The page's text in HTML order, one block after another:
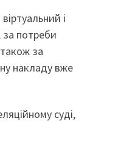
і
за потреби
за
накладу вже
суді,